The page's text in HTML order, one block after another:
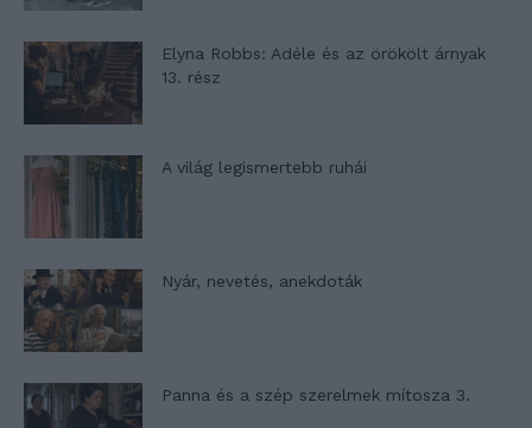
Elyna Robbs: Adéle és az örökölt árnyak
13. rész
A világ legismertebb ruhái
Nyár, nevetés, anekdoták
Panna és a szép szerelmek mítosza 3.